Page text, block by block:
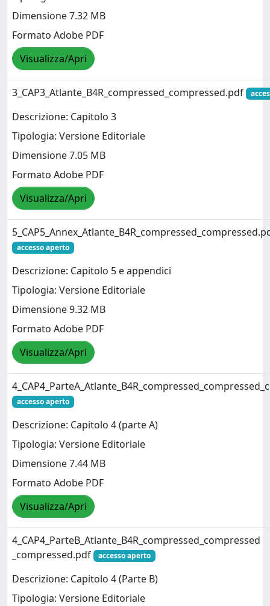
Dimensione 7.32 MB
Formato Adobe PDF
Visualizza/Apri
3_CAP3_Atlante_B4R_compressed_compressed.pdf
Descrizione: Capitolo 3
Tipologia: Versione Editoriale
Dimensione 7.05 MB
Formato Adobe PDF
Visualizza/Apri
accesso aperto
Descrizione: Capitolo 5 e appendici
Tipologia: Versione Editoriale
Dimensione 9.32 MB
Formato Adobe PDF
Visualizza/Apri
accesso aperto
Descrizione: Capitolo 4 (parte A)
Tipologia: Versione Editoriale
Dimensione 7.44 MB
Formato Adobe PDF
Visualizza/Apri
4_CAP4_ParteB_Atlante_B4R_compressed_compressed
_compressed.pdf
accesso aperto
Descrizione: Capitolo 4 (Parte B)
Tipologia: Versione Editoriale